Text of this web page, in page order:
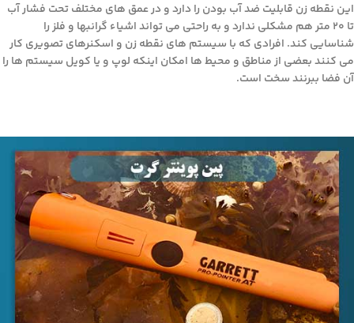
این نقطه زن قابلیت ضد آب بودن را دارد و در عمق های مختلف تحت فشار آب
تا 20 متر هم مشکلی ندارد و به راحتی می تواند اشیاء گرانبها و فلز را
شناسایی کند. افرادی که با سیستم های نقطه زن و اسکنرهای تصویری کار
می کنند بعضی از مناطق و محیط ها امکان اینکه لوپ و یا کویل سیستم ها را
آن فضا ببرنند سخت است.